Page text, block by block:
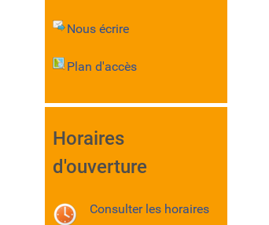
Nous écrire
Plan d'accès
Horaires
d'ouverture
Consulter les horaires